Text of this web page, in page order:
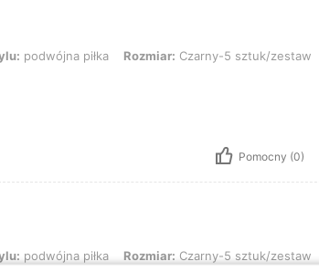
piłka, Rozmiar: Czarny-5 sztuk/zestaw
podwójna piłka Rozmiar: Czarny-5 sztuk/zestaw
Pomocny (0)
piłka, Rozmiar: Czarny-5 sztuk/zestaw
podwójna piłka Rozmiar: Czarny-5 sztuk/zestaw